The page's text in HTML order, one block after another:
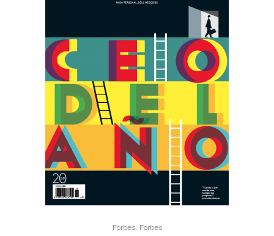
Forbes, Forbes